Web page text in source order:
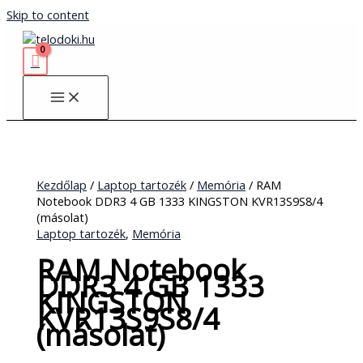
Skip to content
Kezdőlap / Laptop tartozék / Memória / RAM
Notebook DDR3 4 GB 1333 KINGSTON KVR13S9S8/4
(másolat)
Laptop tartozék, Memória
RAM Notebook
DDR3 4 GB 1333
KINGSTON
KVR13S9S8/4
(másolat)